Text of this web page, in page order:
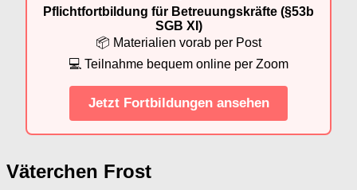
Pflichtfortbildung für Betreuungskräfte (§53b
SGB XI)
📦 Materialien vorab per Post
💻 Teilnahme bequem online per Zoom
Jetzt Fortbildungen ansehen
Väterchen Frost